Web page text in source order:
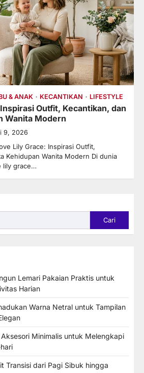
& ANAK KECANTIKAN LIFESTYLE
Outfit, Kecantikan, dan
Wanita Modern
9, 2026
Lily Grace: Inspirasi Outfit,
Kehidupan Wanita Modern Di dunia
lily grace…
Cari
Lemari Pakaian Praktis untuk
Harian
Warna Netral untuk Tampilan
Minimalis untuk Melengkapi
Transisi dari Pagi Sibuk hingga